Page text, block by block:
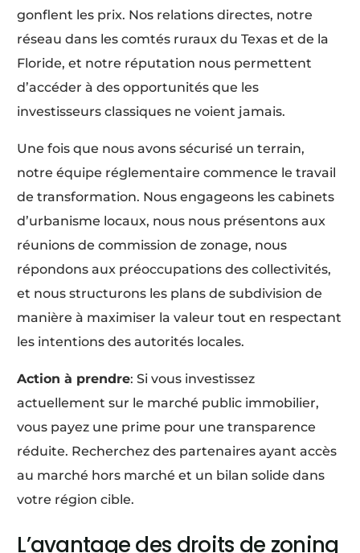
gonflent les prix. Nos relations directes, notre
réseau dans les comtés ruraux du Texas et de la
Floride, et notre réputation nous permettent
d’accéder à des opportunités que les
investisseurs classiques ne voient jamais.
Une fois que nous avons sécurisé un terrain,
notre équipe réglementaire commence le travail
de transformation. Nous engageons les cabinets
d’urbanisme locaux, nous nous présentons aux
réunions de commission de zonage, nous
répondons aux préoccupations des collectivités,
et nous structurons les plans de subdivision de
manière à maximiser la valeur tout en respectant
les intentions des autorités locales.
Action à prendre: Si vous investissez
actuellement sur le marché public immobilier,
vous payez une prime pour une transparence
réduite. Recherchez des partenaires ayant accès
au marché hors marché et un bilan solide dans
votre région cible.
L’avantage des droits de zoning